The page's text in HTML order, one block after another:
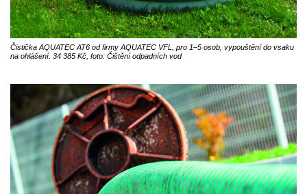
Čistička AQUATEC AT6 od firmy AQUATEC VFL, pro 1–5 osob, vypouštění do vsaku
na ohlášení. 34 385 Kč, foto: Čištění odpadních vod